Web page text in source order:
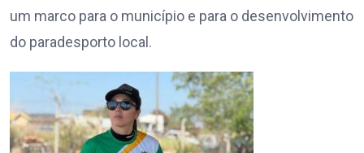
um marco para o município e para o desenvolvimento
do paradesporto local.